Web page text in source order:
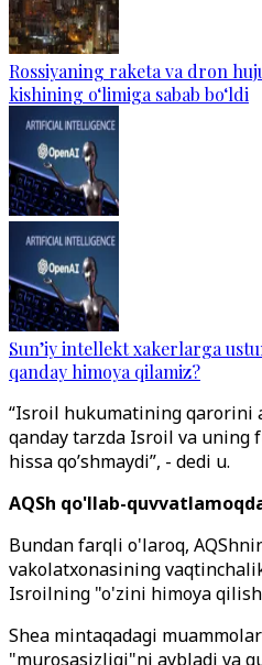
Rossiyaning raketa va dron
kishining o‘limiga sabab bo‘ldi
Sun’iy intellekt xakerlarga
qanday himoya qilamiz?
“Isroil hukumatining qarorini
qanday tarzda Isroil va uning
hissa qo’shmaydi”, - dedi u.
AQSh qo'llab-
Bundan farqli o'laroq,
vakolatxonasining
Isroilning "o'zini himoya
Shea mintaqadagi
"murosasizligi"ni aybladi va